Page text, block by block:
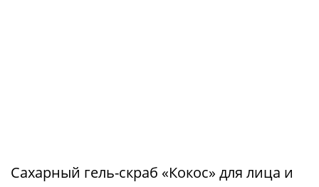
Сахарный гель-скраб «Кокос» для лица и